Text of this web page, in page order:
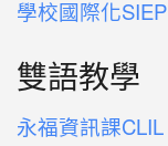
學校國際化SIEP
雙語教學
永福資訊課CLIL